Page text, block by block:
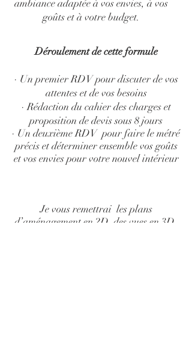
ambiance adaptée à vos envies, à vos
goûts et à votre budget.
Déroulement de cette formule
· Un premier RDV pour discuter de vos
attentes et de vos besoins
· Rédaction du cahier des charges et
proposition de devis sous 8 jours
· Un deuxième RDV pour faire le métré
précis et déterminer ensemble vos goûts
et vos envies pour votre nouvel intérieur
Je vous remettrai les plans
d’aménagement en 2D, des vues en 3D,